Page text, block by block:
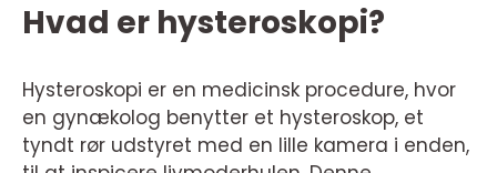
Hvad er hysteroskopi?
Hysteroskopi er en medicinsk procedure, hvor
en gynækolog benytter et hysteroskop, et
tyndt rør udstyret med en lille kamera i enden,